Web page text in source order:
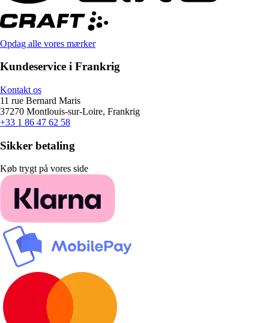
Opdag alle vores mærker
Kundeservice i Frankrig
Kontakt os
11 rue Bernard Maris
37270 Montlouis-sur-Loire, Frankrig
+33 1 86 47 62 58
Sikker betaling
Køb trygt på vores side